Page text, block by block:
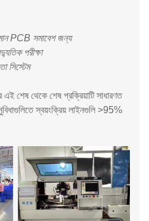
PCB সমাবেশ জন্য
পরীক্ষা
সিস্টেম
এই শেষ থেকে শেষ প্রক্রিয়াটি সাধারণত
স্বয়ংক্রিয় লাইনগুলি >95%